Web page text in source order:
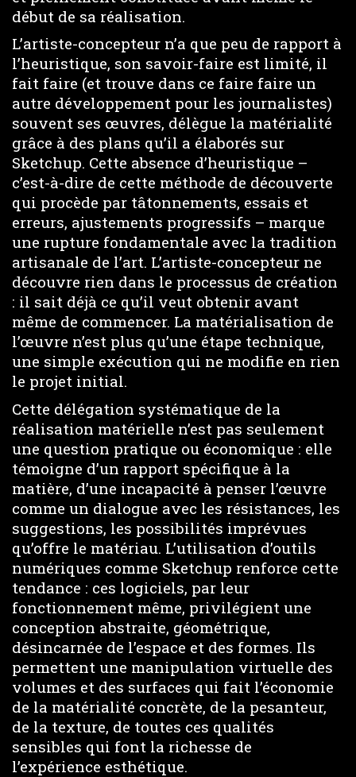
début de sa réalisation.
L’artiste-concepteur n’a que peu de rapport à
l’heuristique, son savoir-faire est limité, il
fait faire (et trouve dans ce faire faire un
autre développement pour les journalistes)
souvent ses œuvres, délègue la matérialité
grâce à des plans qu’il a élaborés sur
Sketchup. Cette absence d’heuristique –
c’est-à-dire de cette méthode de découverte
qui procède par tâtonnements, essais et
erreurs, ajustements progressifs – marque
une rupture fondamentale avec la tradition
artisanale de l’art. L’artiste-concepteur ne
découvre rien dans le processus de création
: il sait déjà ce qu’il veut obtenir avant
même de commencer. La matérialisation de
l’œuvre n’est plus qu’une étape technique,
une simple exécution qui ne modifie en rien
le projet initial.
Cette délégation systématique de la
réalisation matérielle n’est pas seulement
une question pratique ou économique : elle
témoigne d’un rapport spécifique à la
matière, d’une incapacité à penser l’œuvre
comme un dialogue avec les résistances, les
suggestions, les possibilités imprévues
qu’offre le matériau. L’utilisation d’outils
numériques comme Sketchup renforce cette
tendance : ces logiciels, par leur
fonctionnement même, privilégient une
conception abstraite, géométrique,
désincarnée de l’espace et des formes. Ils
permettent une manipulation virtuelle des
volumes et des surfaces qui fait l’économie
de la matérialité concrète, de la pesanteur,
de la texture, de toutes ces qualités
sensibles qui font la richesse de
l’expérience esthétique.